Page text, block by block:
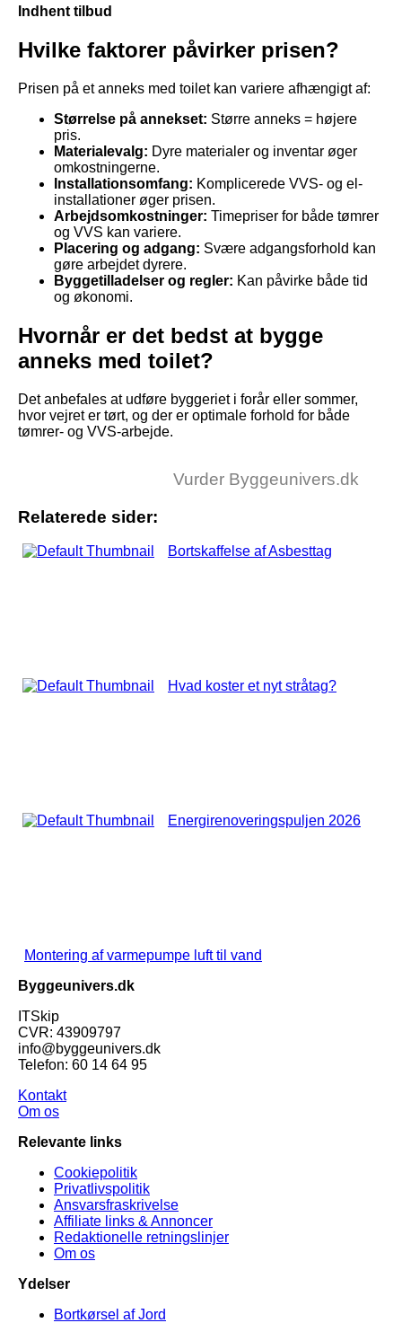
Indhent tilbud
Hvilke faktorer påvirker prisen?
Prisen på et anneks med toilet kan variere afhængigt af:
Størrelse på annekset: Større anneks = højere
pris.
Materialevalg: Dyre materialer og inventar øger
omkostningerne.
Installationsomfang: Komplicerede VVS- og el-
installationer øger prisen.
Arbejdsomkostninger: Timepriser for både tømrer
og VVS kan variere.
Placering og adgang: Svære adgangsforhold kan
gøre arbejdet dyrere.
Byggetilladelser og regler: Kan påvirke både tid
og økonomi.
Hvornår er det bedst at bygge
anneks med toilet?
Det anbefales at udføre byggeriet i forår eller sommer,
hvor vejret er tørt, og der er optimale forhold for både
tømrer- og VVS-arbejde.
Vurder Byggeunivers.dk
Relaterede sider:
Bortskaffelse af Asbesttag
Hvad koster et nyt stråtag?
Energirenoveringspuljen 2026
Montering af varmepumpe luft til vand
Byggeunivers.dk
ITSkip
CVR: 43909797
info@byggeunivers.dk
Telefon: 60 14 64 95
Kontakt
Om os
Relevante links
Cookiepolitik
Privatlivspolitik
Ansvarsfraskrivelse
Affiliate links & Annoncer
Redaktionelle retningslinjer
Om os
Ydelser
Bortkørsel af Jord